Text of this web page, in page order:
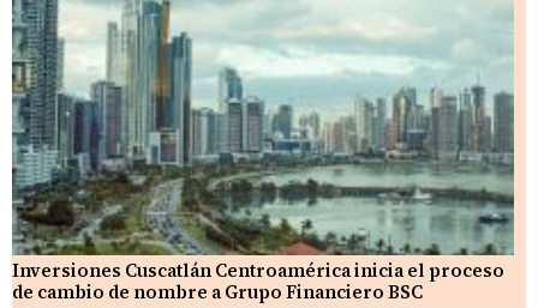
Inversiones Cuscatlán Centroamérica inicia el proceso
de cambio de nombre a Grupo Financiero BSC